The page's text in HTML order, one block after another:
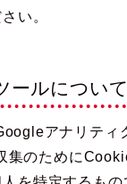
い。
ールについて
アナリティ
のために